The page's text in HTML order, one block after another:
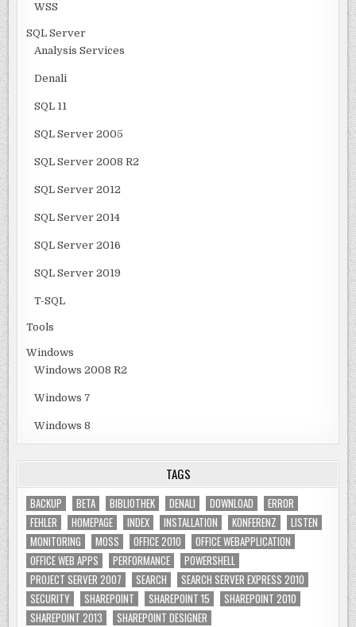
WSS
SQL Server
Analysis Services
Denali
SQL 11
SQL Server 2005
SQL Server 2008 R2
SQL Server 2012
SQL Server 2014
SQL Server 2016
SQL Server 2019
T-SQL
Tools
Windows
Windows 2008 R2
Windows 7
Windows 8
TAGS
BACKUP BETA BIBLIOTHEK DENALI DOWNLOAD
ERROR
FEHLER
HOMEPAGE INDEX INSTALLATION KONFERENZ
LISTEN
MONITORING
MOSS OFFICE 2010
OFFICE WEBAPPLICATION
OFFICE WEB APPS
PERFORMANCE
POWERSHELL
PROJECT SERVER 2007
SEARCH
SEARCH SERVER EXPRESS 2010
SECURITY
SHAREPOINT SHAREPOINT 15
SHAREPOINT 2010
SHAREPOINT 2013
SHAREPOINT DESIGNER